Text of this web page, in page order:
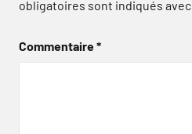
obligatoires sont indiqués avec
Commentaire*